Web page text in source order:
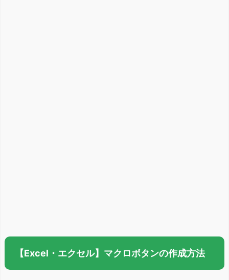
【Excel・エクセル】マクロボタンの作成方法